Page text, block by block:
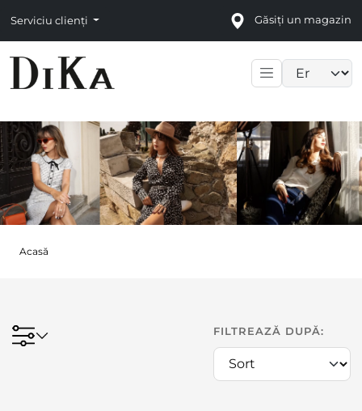
Serviciu clienți Găsiți un magazin
Acasă
FILTREAZĂ DUPĂ: